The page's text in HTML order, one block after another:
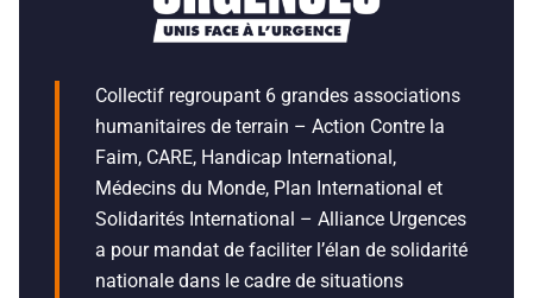
Collectif regroupant 6 grandes associations
humanitaires de terrain – Action Contre la
Faim, CARE, Handicap International,
Médecins du Monde, Plan International et
Solidarités International – Alliance Urgences
a pour mandat de faciliter l’élan de solidarité
nationale dans le cadre de situations